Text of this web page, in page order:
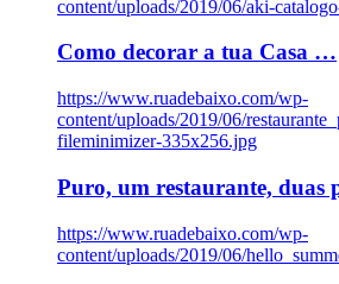
content/uploads/2019/06/aki-
Como decorar a tua Casa …
https://www.ruadebaixo.com/wp-
content/uploads/2019/06/
fileminimizer-335x256.jpg
Puro, um restaurante, duas
https://www.ruadebaixo.com/wp-
content/uploads/2019/06/